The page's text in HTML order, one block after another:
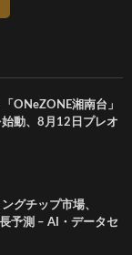
ONeZONE湘南台」
動、8月12日プレオ
グチップ市場、
予測 – AI・データセ